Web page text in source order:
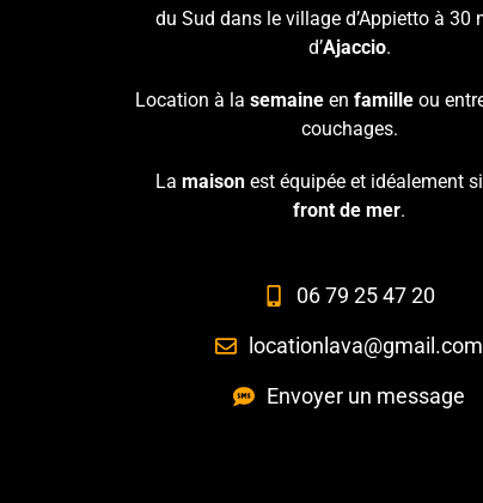
du Sud dans le village d’Appietto à 30
d’Ajaccio.
Location à la semaineen familleou
couchages.
La maisonest équipée et idéalement
front de mer.
06 79 25 47 20
locationlava@gmail.com
Envoyer un message